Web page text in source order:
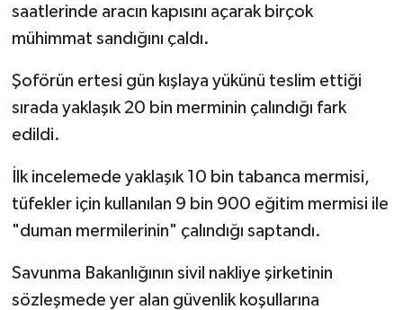
saatlerinde aracın kapısını açarak birçok
mühimmat sandığını çaldı.
Şoförün ertesi gün kışlaya yükünü teslim ettiği
sırada yaklaşık 20 bin merminin çalındığı fark
edildi.
İlk incelemede yaklaşık 10 bin tabanca mermisi,
tüfekler için kullanılan 9 bin 900 eğitim mermisi ile
"duman mermilerinin" çalındığı saptandı.
Savunma Bakanlığının sivil nakliye şirketinin
sözleşmede yer alan güvenlik koşullarına